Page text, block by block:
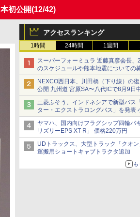
初公開(12/42)
アクセスランキング
1時間 24時間 1週間
スーパーフォーミュラ 近藤真彦会長、
のスケジュールや熊本地震についての
を紹介
NEXCO西日本、川田橋（下り線）の
公開 九州道 宮原SA〜八代ICで8月9日
車両を通行可能に
三菱ふそう、インドネシアで新型バス
ター・エクストラロングバス」を発表
ックベースの観光・旅客輸送向けバス
ヤマハ、国内向けフラグシップ四輪バ
リズリーEPS XT-R」 価格220万円
UDトラックス、大型トラック「クオ
運搬用ショートキャブトラクタ追加